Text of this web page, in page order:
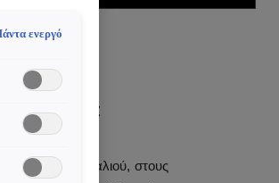
ΠΡΟΦΥΛΑΞΕΙΣ
του κεφαλιού, στους
ενεργό